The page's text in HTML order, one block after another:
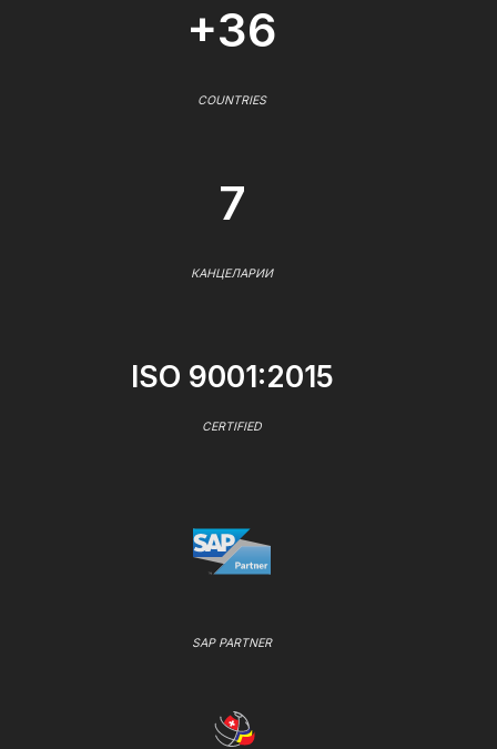
+36
COUNTRIES
7
КАНЦЕЛАРИИ
ISO 9001:2015
CERTIFIED
SAP PARTNER